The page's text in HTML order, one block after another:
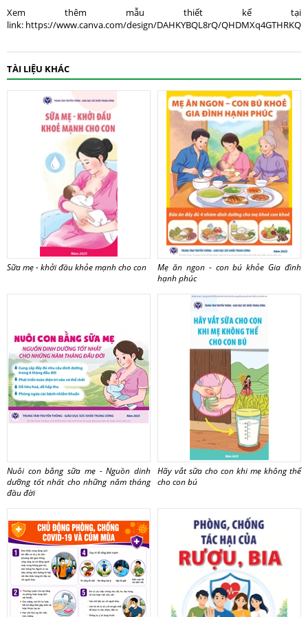
Xem thêm mẫu thiết kế tại
link: https://www.canva.com/design/DAHKYBQL8rQ/
TÀI LIỆU KHÁC
Sữa mẹ - khởi đầu khỏe mạnh cho con
Mẹ ăn ngon - con bú khỏe Gia đình
hạnh phúc
Nuôi con bằng sữa mẹ - Nguồn dinh
dưỡng tốt nhất cho những năm tháng
đầu đời
Hãy vắt sữa cho con khi mẹ không thể
cho con bú